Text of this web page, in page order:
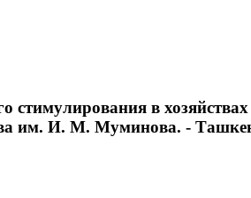
в
им. И. М. Муминова. -